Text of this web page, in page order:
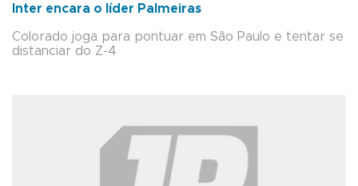
Inter encara o líder Palmeiras
Colorado joga para pontuar em São Paulo e tentar se
distanciar do Z-4